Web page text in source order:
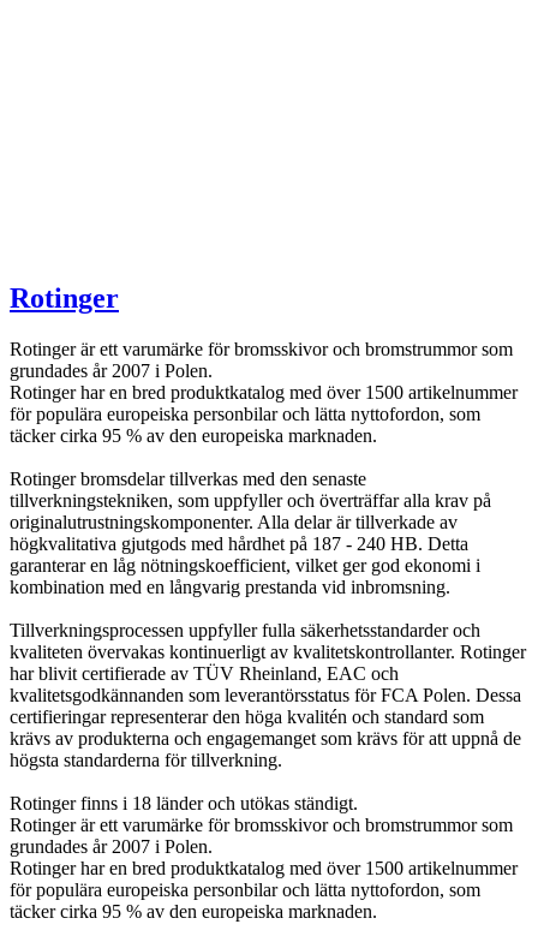
Rotinger
Rotinger är ett varumärke för bromsskivor och bromstrummor som
grundades år 2007 i Polen.
Rotinger har en bred produktkatalog med över 1500 artikelnummer
för populära europeiska personbilar och lätta nyttofordon, som
täcker cirka 95 % av den europeiska marknaden.
Rotinger bromsdelar tillverkas med den senaste
tillverkningstekniken, som uppfyller och överträffar alla krav på
originalutrustningskomponenter. Alla delar är tillverkade av
högkvalitativa gjutgods med hårdhet på 187 - 240 HB. Detta
garanterar en låg nötningskoefficient, vilket ger god ekonomi i
kombination med en långvarig prestanda vid inbromsning.
Tillverkningsprocessen uppfyller fulla säkerhetsstandarder och
kvaliteten övervakas kontinuerligt av kvalitetskontrollanter. Rotinger
har blivit certifierade av TÜV Rheinland, EAC och
kvalitetsgodkännanden som leverantörsstatus för FCA Polen. Dessa
certifieringar representerar den höga kvalitén och standard som
krävs av produkterna och engagemanget som krävs för att uppnå de
högsta standarderna för tillverkning.
Rotinger finns i 18 länder och utökas ständigt.
Rotinger är ett varumärke för bromsskivor och bromstrummor som
grundades år 2007 i Polen.
Rotinger har en bred produktkatalog med över 1500 artikelnummer
för populära europeiska personbilar och lätta nyttofordon, som
täcker cirka 95 % av den europeiska marknaden.